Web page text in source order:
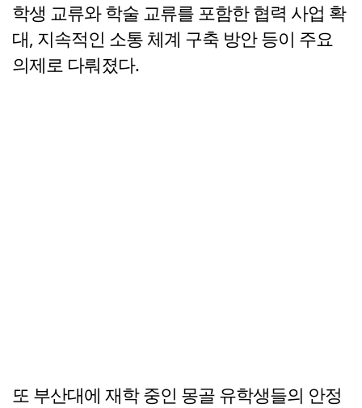
학생 교류와 학술 교류를 포함한 협력 사업 확
대, 지속적인 소통 체계 구축 방안 등이 주요
의제로 다뤄졌다.
또 부산대에 재학 중인 몽골 유학생들의 안정